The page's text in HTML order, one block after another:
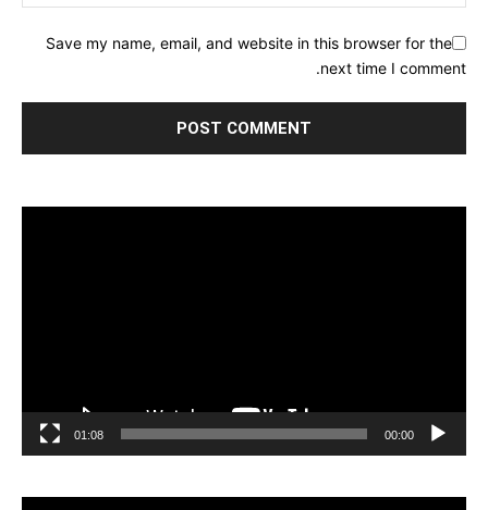
Save my name, email, and website in this browser for the
next time I comment.
00:00
01:08